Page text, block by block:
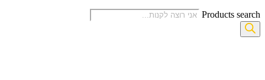
Products search